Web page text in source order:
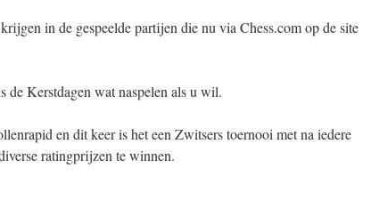
in de gespeelde partijen die nu via Chess.com op de site
Kerstdagen wat naspelen als u wil.
en dit keer is het een Zwitsers toernooi met na iedere
ratingprijzen te winnen.